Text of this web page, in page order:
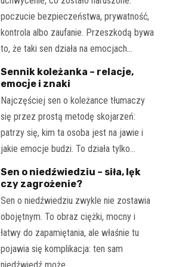
poczucie bezpieczeństwa, prywatność,
kontrola albo zaufanie. Przeszkodą bywa
to, że taki sen działa na emocjach…
Sennik koleżanka – relacje,
emocje i znaki
Najczęściej sen o koleżance tłumaczy
się przez prostą metodę skojarzeń:
patrzy się, kim ta osoba jest na jawie i
jakie emocje budzi. To działa tylko…
Sen o niedźwiedziu – siła, lęk
czy zagrożenie?
Sen o niedźwiedziu zwykle nie zostawia
obojętnym. To obraz ciężki, mocny i
łatwy do zapamiętania, ale właśnie tu
pojawia się komplikacja: ten sam